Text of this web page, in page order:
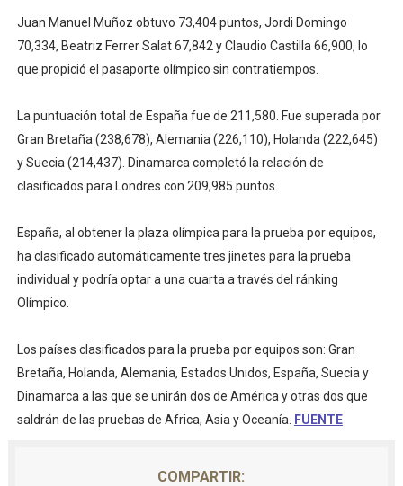
Juan Manuel Muñoz obtuvo 73,404 puntos, Jordi Domingo
70,334, Beatriz Ferrer Salat 67,842 y Claudio Castilla 66,900, lo
que propició el pasaporte olímpico sin contratiempos.
La puntuación total de España fue de 211,580. Fue superada por
Gran Bretaña (238,678), Alemania (226,110), Holanda (222,645)
y Suecia (214,437). Dinamarca completó la relación de
clasificados para Londres con 209,985 puntos.
España, al obtener la plaza olímpica para la prueba por equipos,
ha clasificado automáticamente tres jinetes para la prueba
individual y podría optar a una cuarta a través del ránking
Olímpico.
Los países clasificados para la prueba por equipos son: Gran
Bretaña, Holanda, Alemania, Estados Unidos, España, Suecia y
Dinamarca a las que se unirán dos de América y otras dos que
saldrán de las pruebas de Africa, Asia y Oceanía.
FUENTE
COMPARTIR: